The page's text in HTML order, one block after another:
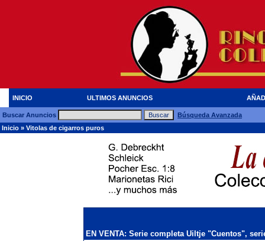
INICIO ULTIMOS ANUNCIOS
Buscar Anuncios
Búsqueda Avanzada
Inicio » Vitolas de cigarros puros
EN VENTA: Serie completa Uiltje "Cuentos",